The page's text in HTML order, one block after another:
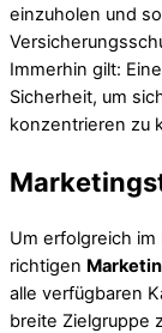
einzuholen und
Immerhin gilt:
Sicherheit, um
konzentrieren zu
Um erfolgreich
richtigen
alle verfügbaren
breite Zielgruppe